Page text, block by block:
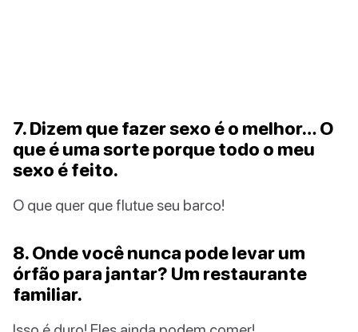
7. Dizem que fazer sexo é o melhor… O
que é uma sorte porque todo o meu
sexo é feito.
O que quer que flutue seu barco!
8. Onde você nunca pode levar um
órfão para jantar? Um restaurante
familiar.